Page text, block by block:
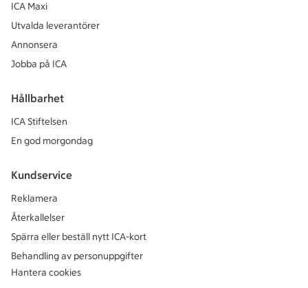
ICA Maxi
Utvalda leverantörer
Annonsera
Jobba på ICA
Hållbarhet
ICA Stiftelsen
En god morgondag
Kundservice
Reklamera
Återkallelser
Spärra eller beställ nytt ICA-kort
Behandling av personuppgifter
Hantera cookies